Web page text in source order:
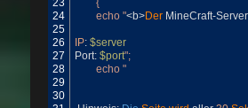
23
24
25
26
27
28
29
30
		{
		echo "
<b>Der MineCraft-Server
IP: $server
Port: $port";
		echo "